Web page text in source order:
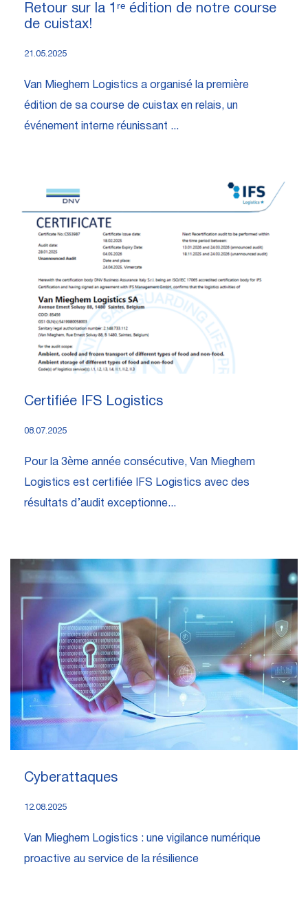
Retour sur la 1ʳᵉ édition de notre course
de cuistax!
21.05.2025
Van Mieghem Logistics a organisé la première
édition de sa course de cuistax en relais, un
événement interne réunissant ...
Certifiée IFS Logistics
08.07.2025
Pour la 3ème année consécutive, Van Mieghem
Logistics est certifiée IFS Logistics avec des
résultats d’audit exceptionne...
Cyberattaques
12.08.2025
Van Mieghem Logistics : une vigilance numérique
proactive au service de la résilience